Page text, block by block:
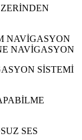
NAVİGASYON
NAVİGASYON
SİSTEMİ
SES